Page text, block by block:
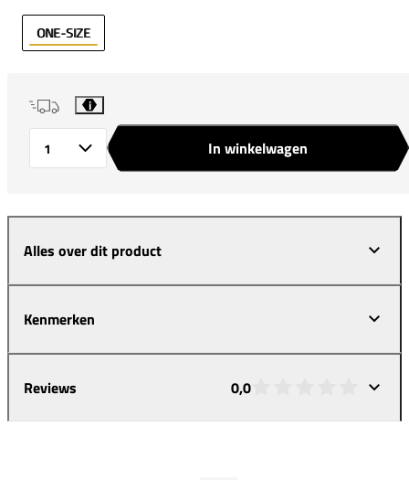
ONE-SIZE
i
In winkelwagen
Alles over dit product
Kenmerken
Reviews 0,0